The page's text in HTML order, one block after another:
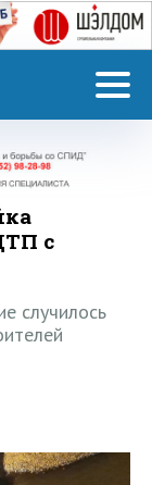
с
случилось